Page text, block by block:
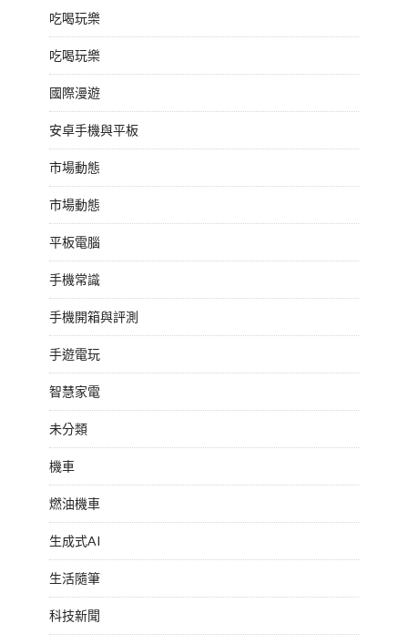
吃喝玩樂
吃喝玩樂
國際漫遊
安卓手機與平板
市場動態
市場動態
平板電腦
手機常識
手機開箱與評測
手遊電玩
智慧家電
未分類
機車
燃油機車
生成式AI
生活隨筆
科技新聞